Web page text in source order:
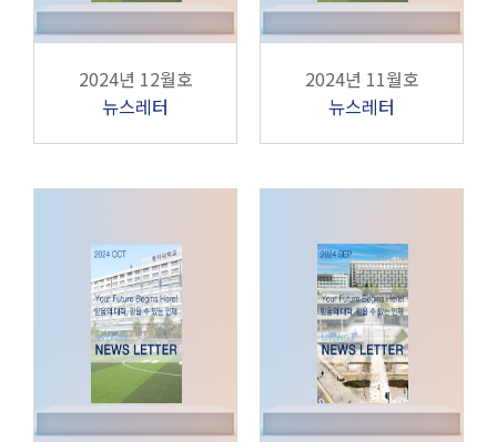
2024년 12월호
뉴스레터
2024년 11월호
뉴스레터